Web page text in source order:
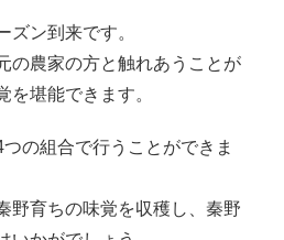
ズン到来です。
の農家の方と触れあうことが
を堪能できます。
の組合で行うことができま
野育ちの味覚を収穫し、秦野